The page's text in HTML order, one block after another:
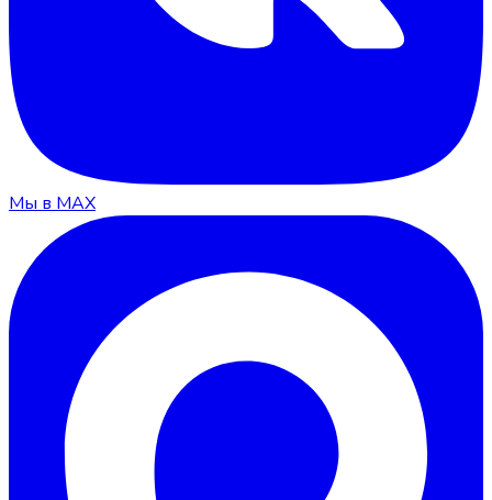
Мы в MAX